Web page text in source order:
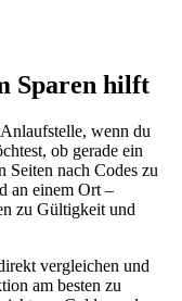
Sparen hilft
wenn du
ob gerade ein
Seiten nach Codes zu
an einem Ort –
zu Gültigkeit und
vergleichen und
am besten zu